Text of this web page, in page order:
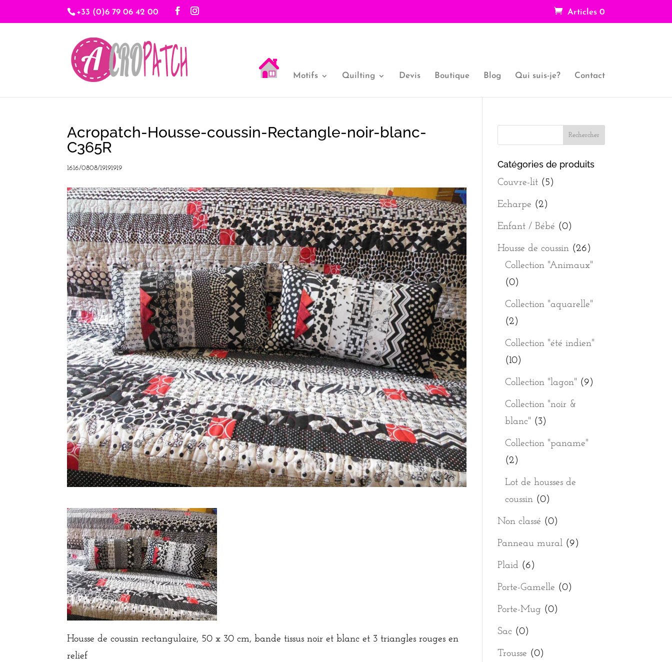
+33 (0)6 79 06 42 00 Articles 0
Motifs Quilting Devis Boutique Blog Qui suis-je? Contact
Acropatch-Housse-coussin-Rectangle-noir-blanc-
C365R
1616/0808/19191919
Housse de coussin rectangulaire, 50 x 30 cm, bande tissus noir et blanc et 3 triangles rouges en
relief
Catégories de produits
Couvre-lit (5)
Echarpe (2)
Enfant / Bébé (0)
Housse de coussin (26)
Collection "Animaux"
(0)
Collection "aquarelle"
(2)
Collection "été indien"
(10)
Collection "lagon" (9)
Collection "noir &
blanc" (3)
Collection "paname"
(2)
Lot de housses de
coussin (0)
Non classé (0)
Panneau mural (9)
Plaid (6)
Porte-Gamelle (0)
Porte-Mug (0)
Sac (0)
Trousse (0)